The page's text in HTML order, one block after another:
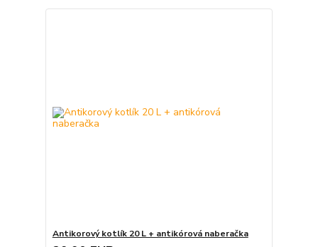
Antikorový kotlík 20 L + antikórová naberačka